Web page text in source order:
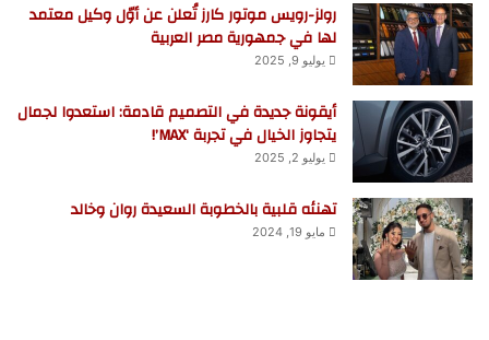
رولز-رويس موتور كارز تُعلن عن أوّل وكيل معتمد
لها في جمهورية مصر العربية
يوليو 9, 2025
أيقونة جديدة في التصميم قادمة: استعدوا لجمال
يتجاوز الخيال في تجربة ‘MAX’!
يوليو 2, 2025
تهنئه قلبية بالخطوبة السعيدة روان وخالد
مايو 19, 2024